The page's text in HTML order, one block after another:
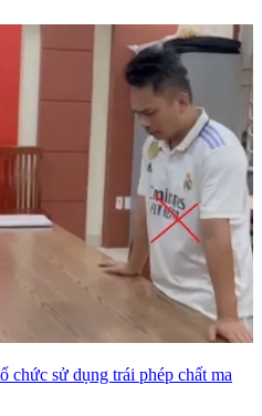
chức sử dụng trái phép chất ma